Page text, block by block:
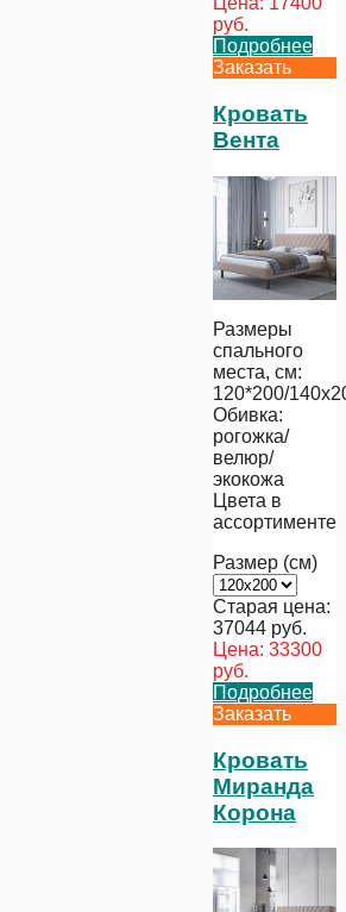
руб.
Подробнее
Заказать
Кровать
Вента
Размеры
спального
места, см:
120*200/
Обивка:
рогожка/
велюр/
экокожа
Цвета в
ассортименте
Размер (см)
Старая цена:
37044 руб.
Цена: 33300
руб.
Подробнее
Заказать
Кровать
Миранда
Корона